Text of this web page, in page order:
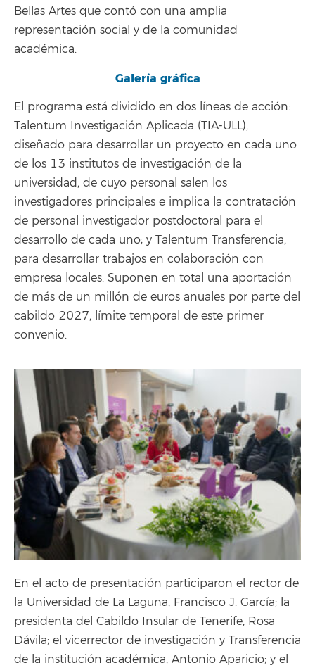
Bellas Artes que contó con una amplia
representación social y de la comunidad
académica.
Galería gráfica
El programa está dividido en dos líneas de acción:
Talentum Investigación Aplicada (TIA-ULL),
diseñado para desarrollar un proyecto en cada uno
de los 13 institutos de investigación de la
universidad, de cuyo personal salen los
investigadores principales e implica la contratación
de personal investigador postdoctoral para el
desarrollo de cada uno; y Talentum Transferencia,
para desarrollar trabajos en colaboración con
empresa locales. Suponen en total una aportación
de más de un millón de euros anuales por parte del
cabildo 2027, límite temporal de este primer
convenio.
En el acto de presentación participaron el rector de
la Universidad de La Laguna, Francisco J. García; la
presidenta del Cabildo Insular de Tenerife, Rosa
Dávila; el vicerrector de investigación y Transferencia
de la institución académica, Antonio Aparicio; y el